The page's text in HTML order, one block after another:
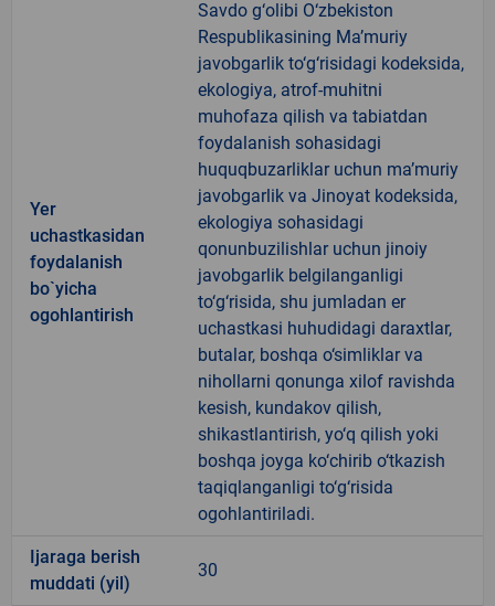
Yer
uchastkasidan
foydalanish
bo`yicha
ogohlantirish
Savdo g‘olibi O‘zbekiston
Respublikasining Ma’muriy
javobgarlik to‘g‘risidagi kodeksida,
ekologiya, atrof-muhitni
muhofaza qilish va tabiatdan
foydalanish sohasidagi
huquqbuzarliklar uchun ma’muriy
javobgarlik va Jinoyat kodeksida,
ekologiya sohasidagi
qonunbuzilishlar uchun jinoiy
javobgarlik belgilanganligi
to‘g‘risida, shu jumladan er
uchastkasi huhudidagi daraxtlar,
butalar, boshqa o‘simliklar va
nihollarni qonunga xilof ravishda
kesish, kundakov qilish,
shikastlantirish, yo‘q qilish yoki
boshqa joyga ko‘chirib o‘tkazish
taqiqlanganligi to‘g‘risida
ogohlantiriladi.
Ijaraga berish
muddati (yil)
30